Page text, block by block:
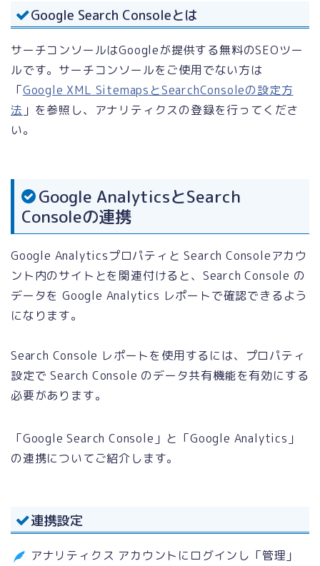
Google Search Consoleとは
サーチコンソールはGoogleが提供する無料のSEOツー
ルです。サーチコンソールをご使用でない方は
「Google XML SitemapsとSearchConsoleの設定方
法 」を参照し、アナリティクスの登録を行ってくださ
い。
Google AnalyticsとSearch
Consoleの連携
Google Analyticsプロパティと Search Consoleアカウ
ント内のサイトとを関連付けると、Search Console の
データを Google Analytics レポートで確認できるよう
になります。
Search Console レポートを使用するには、プロパティ
設定で Search Console のデータ共有機能を有効にする
必要があります。
「Google Search Console」と「Google Analytics」
の連携についてご紹介します。
連携設定
アナリティクス アカウントにログインし「管理」